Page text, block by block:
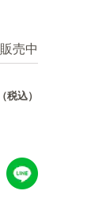
販売中
（税込）